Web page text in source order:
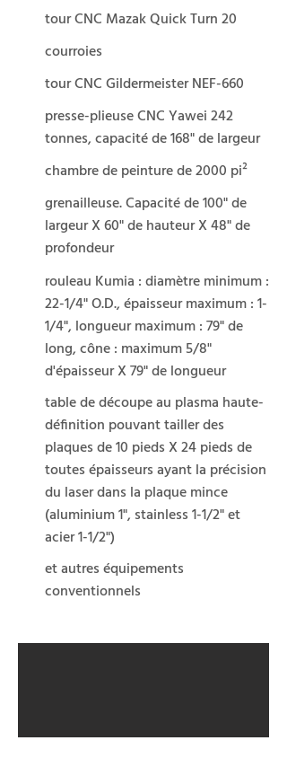
tour CNC Mazak Quick Turn 20
courroies
tour CNC Gildermeister NEF-660
presse-plieuse CNC Yawei 242
tonnes, capacité de 168" de largeur
chambre de peinture de 2000 pi²
grenailleuse. Capacité de 100" de
largeur X 60" de hauteur X 48" de
profondeur
rouleau Kumia : diamètre minimum :
22-1/4" O.D., épaisseur maximum : 1-
1/4", longueur maximum : 79" de
long, cône : maximum 5/8"
d'épaisseur X 79" de longueur
table de découpe au plasma haute-
définition pouvant tailler des
plaques de 10 pieds X 24 pieds de
toutes épaisseurs ayant la précision
du laser dans la plaque mince
(aluminium 1", stainless 1-1/2" et
acier 1-1/2")
et autres équipements
conventionnels